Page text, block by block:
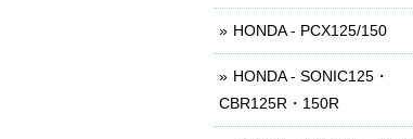
HONDA - PCX125/150
HONDA - SONIC125・
CBR125R・150R